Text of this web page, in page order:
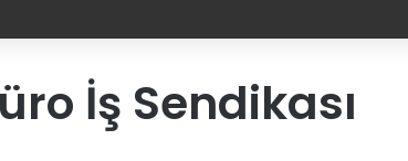
İş Sendikası